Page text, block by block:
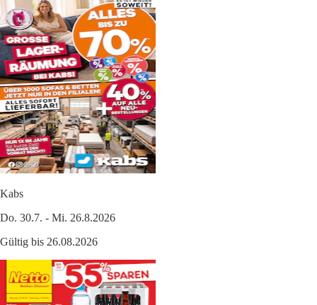
Kabs
Do. 30.7. - Mi. 26.8.2026
Gültig bis 26.08.2026